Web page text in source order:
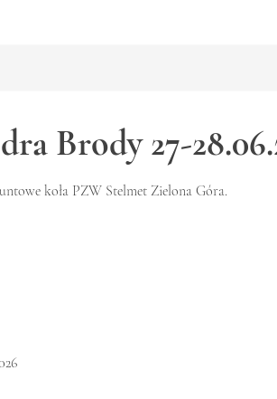
Brody 27-
koła PZW Stelmet Zielona Góra.